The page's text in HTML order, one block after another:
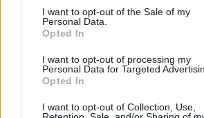
consent section.
I want to opt-out of the Sale of my
Personal Data.
Opted In
I want to opt-out of processing my
Personal Data for Targeted
Opted In
I want to opt-out of Collection, Use,
kezdődtek, amikor az
szomszédos országok a
harcoló katonák bevonulását
próbáló, katonakorú férfiak
küzdenek.